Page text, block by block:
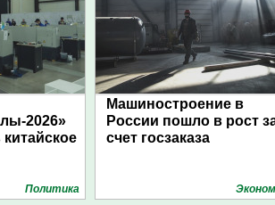
2026»
китайское
Политика
Машиностроение в
России пошло в рост
счет госзаказа